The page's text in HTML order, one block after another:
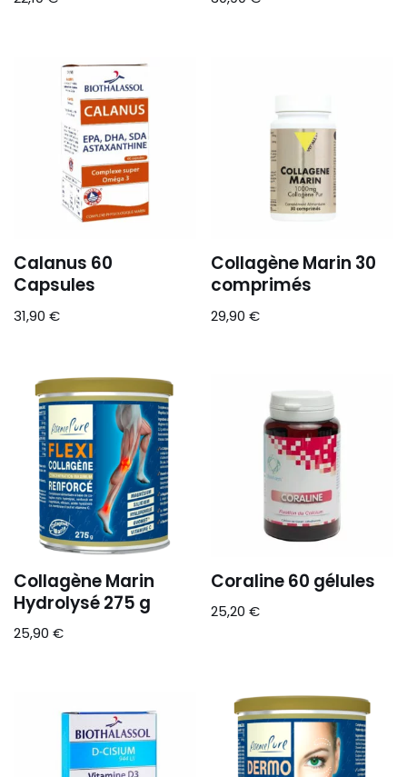
Calanus 60
Capsules
31,90 €
Collagène Marin 30
comprimés
29,90€
Collagène Marin
Hydrolysé 275 g
25,90 €
Coraline 60 gélules
25,20€